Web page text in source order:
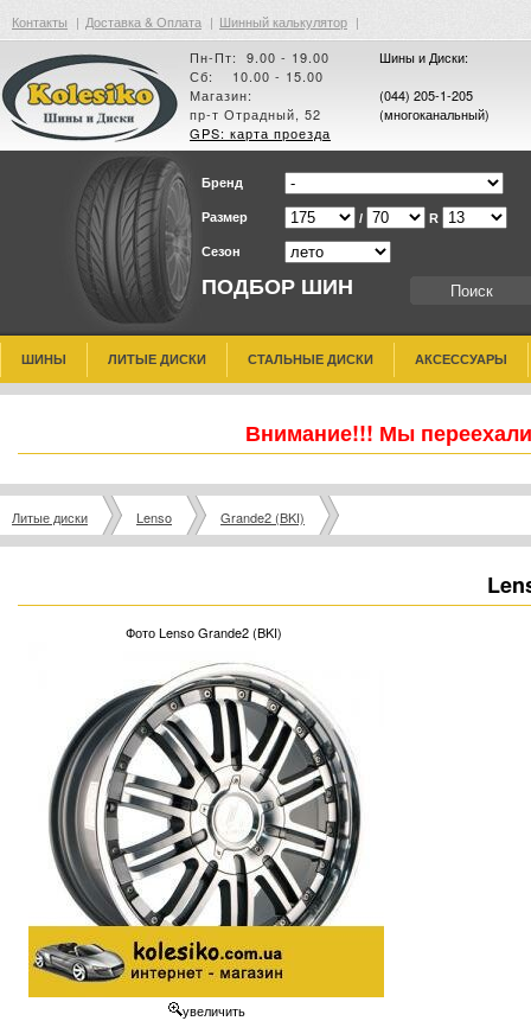
Контакты | Доставка & Оплата | Шинный калькулятор |
Пн-Пт: 9.00 - 19.00
Сб: 10.00 - 15.00
Магазин:
пр-т Отрадный, 52
GPS: карта проезда
Шины и Диски:
(044) 205-1-205
(многоканальный)
ПОДБОР ШИН
Бренд
Размер / R
Сезон
ШИНЫ ЛИТЫЕ ДИСКИ СТАЛЬНЫЕ ДИСКИ АКСЕССУАРЫ
Внимание!!! Мы
Литые диски Lenso Grande2 (BKI)
Фото Lenso Grande2 (BKI)
увеличить